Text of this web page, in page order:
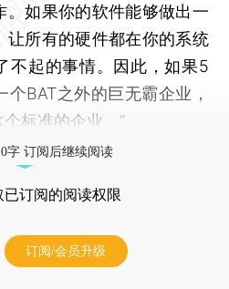
。如果你的软件能够做出一
让所有的硬件都在你的系统
不起的事情。因此，如果5
个BAT之外的巨无霸企业，
标准的企业。”
字 订阅后继续阅读
已订阅的阅读权限
订阅/会员升级